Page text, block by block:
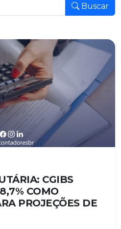
Buscar
CGIBS
COMO
PROJEÇÕES DE